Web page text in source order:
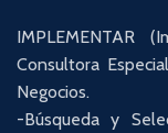
IMPLEMENTAR
Consultora
Negocios.
-Búsqueda y